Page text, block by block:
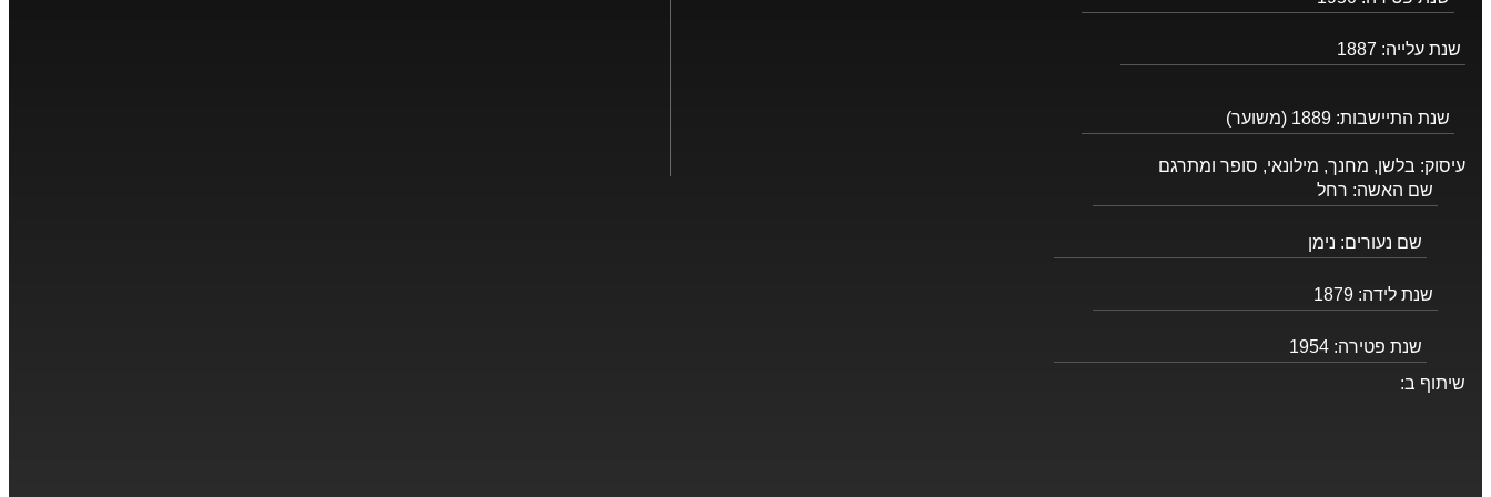
שנת עלייה: 1887
שנת התיישבות: 1889 (משוער)
עיסוק: בלשן, מחנך, מילונאי, סופר ומתרגם
שם האשה: רחל
שם נעורים: נימן
שנת לידה: 1879
שנת פטירה: 1954
שיתוף ב: